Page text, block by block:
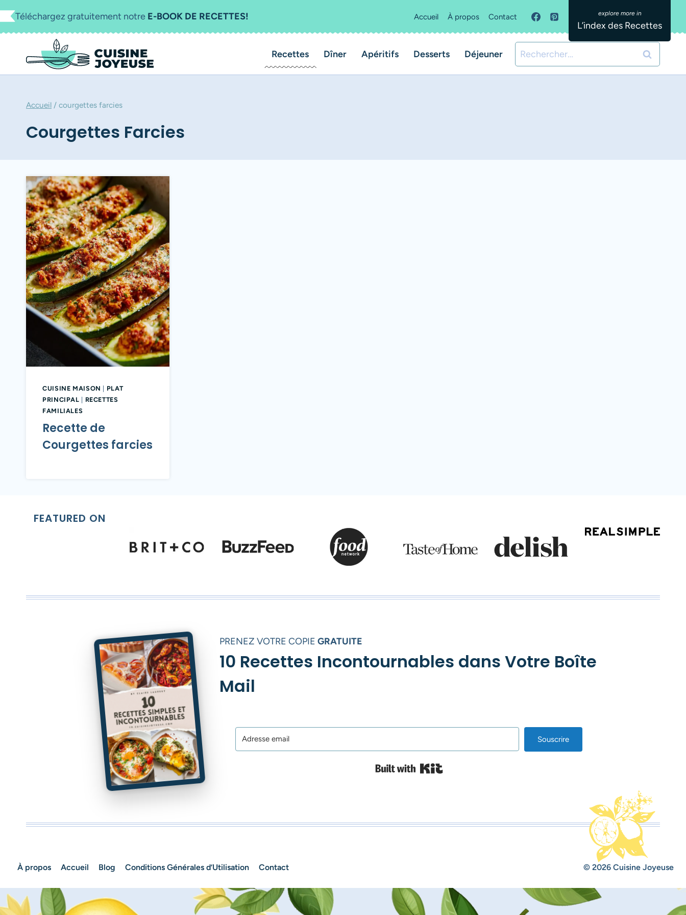
Aller
au
Téléchargez gratuitement notre E-BOOK DE RECETTES! Accueil À propos Contact
L’index des Recettes
Recettes Dîner Apéritifs Desserts Déjeuner Rechercher :
Accueil / courgettes farcies
Courgettes Farcies
CUISINE MAISON | PLAT
PRINCIPAL | RECETTES
FAMILIALES
Recette de
Courgettes farcies
FEATURED ON
PRENEZ VOTRE COPIE GRATUITE
10 Recettes Incontournables dans Votre Boîte
Mail
Souscrire
Built with Kit
À propos Accueil Blog Conditions Générales d’Utilisation Contact © 2026 Cuisine Joyeuse